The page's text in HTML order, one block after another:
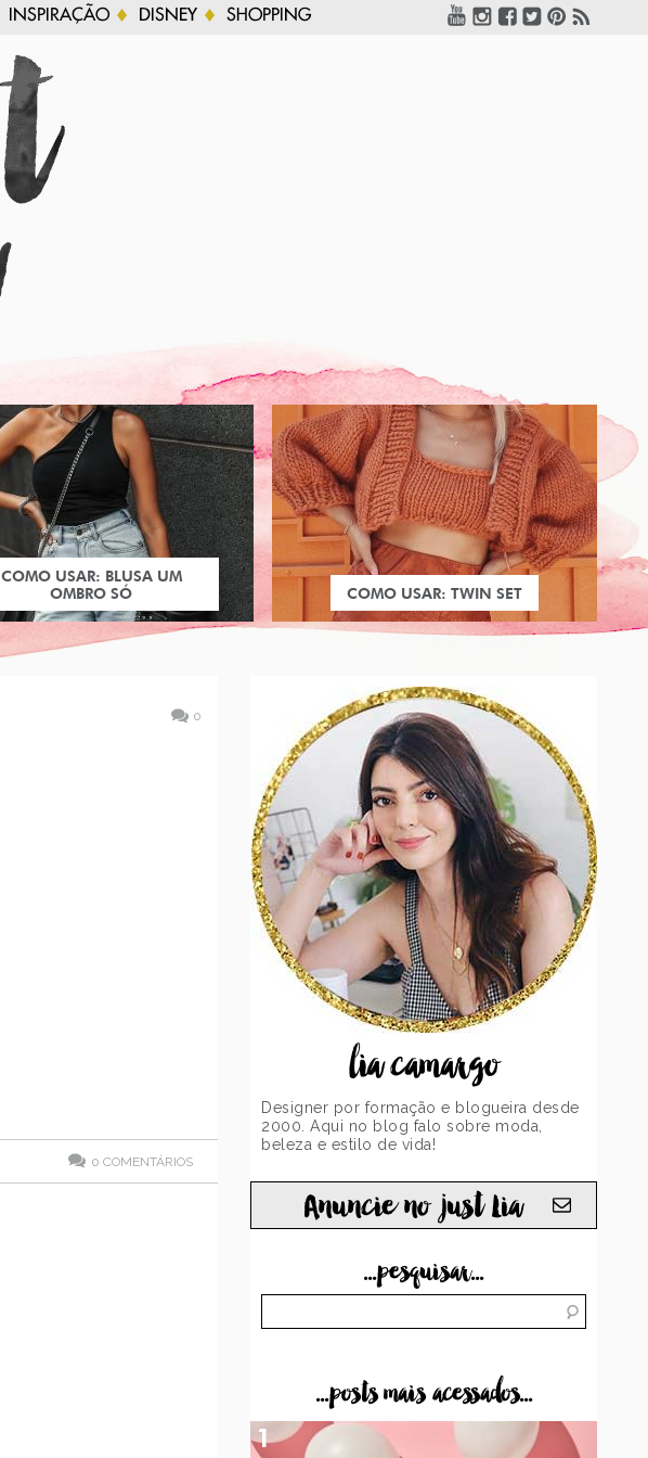
INSPIRAÇÃO DISNEY SHOPPING
COMO USAR: BLUSA UM
OMBRO SÓ
COMO USAR: TWIN SET
0
0 COMENTÁRIOS
lia camargo
Designer por formação e blogueira desde
2000. Aqui no blog falo sobre moda,
beleza e estilo de vida!
Anuncie no just Lia
...pesquisar...
...posts mais acessados...
1